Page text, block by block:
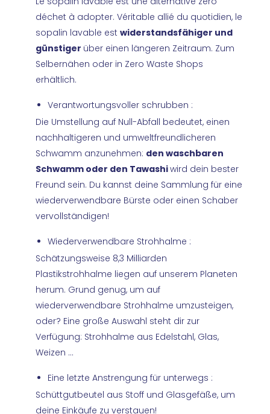
déchet à adopter. Véritable allié du quotidien, le
sopalin lavable est widerstandsfähiger und
günstiger über einen längeren Zeitraum. Zum
Selbernähen oder in Zero Waste Shops
erhältlich.
Verantwortungsvoller schrubben :
Die Umstellung auf Null-Abfall bedeutet, einen
nachhaltigeren und umweltfreundlicheren
Schwamm anzunehmen: den waschbaren
Schwamm oder den Tawashiwird dein bester
Freund sein. Du kannst deine Sammlung für eine
wiederverwendbare Bürste oder einen Schaber
vervollständigen!
Wiederverwendbare Strohhalme :
Schätzungsweise 8,3 Milliarden
Plastikstrohhalme liegen auf unserem Planeten
herum. Grund genug, um auf
wiederverwendbare Strohhalme umzusteigen,
oder? Eine große Auswahl steht dir zur
Verfügung: Strohhalme aus Edelstahl, Glas,
Weizen ...
Eine letzte Anstrengung für unterwegs :
Schüttgutbeutel aus Stoff und Glasgefäße, um
deine Einkäufe zu verstauen!